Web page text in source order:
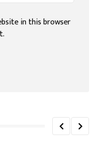
in this browser